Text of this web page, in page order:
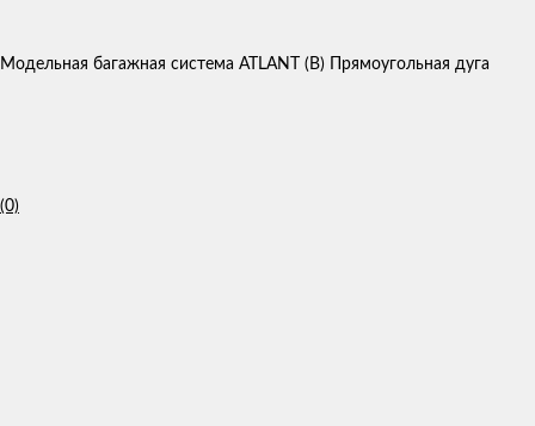
Модельная багажная система ATLANT (B) Прямоугольная дуга
(0)